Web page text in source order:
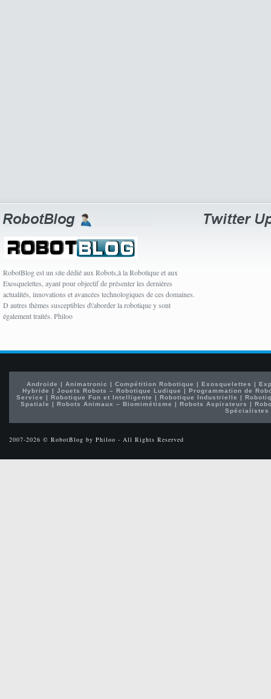
RobotBlog est un site dédié aux Robots,à la Robotique et aux
Exosquelettes, ayant pour objectif de présenter les dernières
actualités, innovations et avancées technologiques de ces domaines.
D autres thèmes susceptibles d\'aborder la robotique y sont
également traités. Philoo
Androïde | Animatronic | Compétition Robotique | Exosquelettes |
Hybride |Jouets Robots – Robotique Ludique |Programmation de
Service | Robotique Fun et Intelligente | Robotique Industrielle |
Spatiale | Robots Animaux – Biomimétisme | Robots Aspirateurs |
Spécialistes
2007-2026 © RobotBlog by Philoo - All Rights Reserved